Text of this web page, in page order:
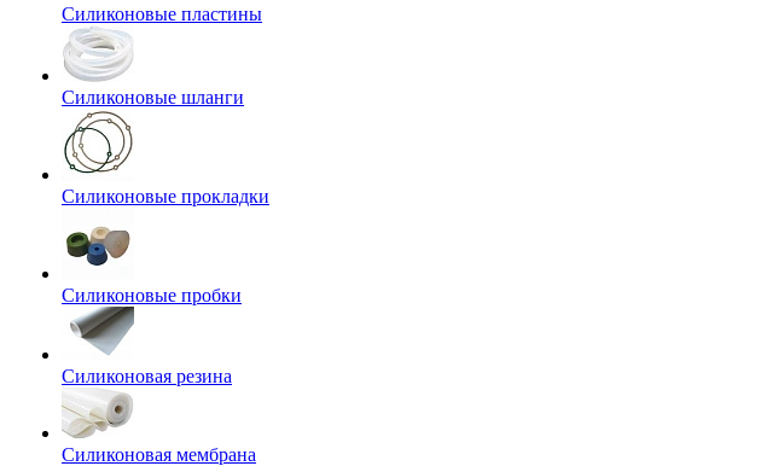
Силиконовые пластины
Силиконовые шланги
Силиконовые прокладки
Силиконовые пробки
Силиконовая резина
Силиконовая мембрана